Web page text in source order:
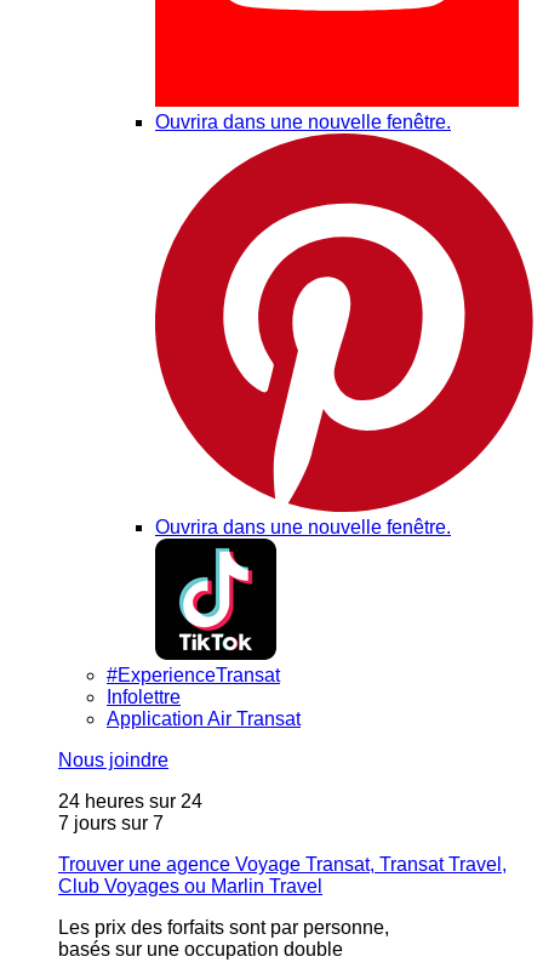
Ouvrira dans une nouvelle fenêtre.
Ouvrira dans une nouvelle fenêtre.
#ExperienceTransat
Infolettre
Application Air Transat
Nous joindre
24 heures sur 24
7 jours sur 7
Trouver une agence Voyage Transat, Transat Travel,
Club Voyages ou Marlin Travel
Les prix des forfaits sont par personne,
basés sur une occupation double